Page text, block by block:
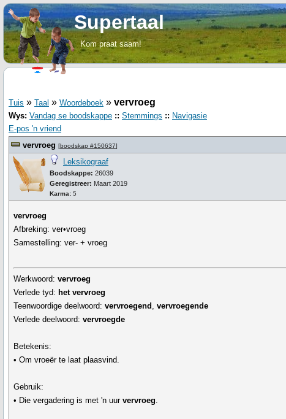
Supertaal
Kom praat saam!
Tuis » Taal » Woordeboek » vervroeg
Wys: Vandag se boodskappe :: Stemmings :: Navigasie
E-pos 'n vriend
vervroeg [boodskap #150637]
Leksikograaf
Boodskappe: 26039
Geregistreer: Maart 2019
Karma: 5
vervroeg
Afbreking: ver•vroeg
Samestelling: ver- + vroeg
Werkwoord:vervroeg
Verlede tyd: het vervroeg
Teenwoordige deelwoord:vervroegend ,vervroegende
Verlede deelwoord:vervroegde
Betekenis:
• Om vroeër te laat plaasvind.
Gebruik:
• Die vergadering is met 'n uurvervroeg.